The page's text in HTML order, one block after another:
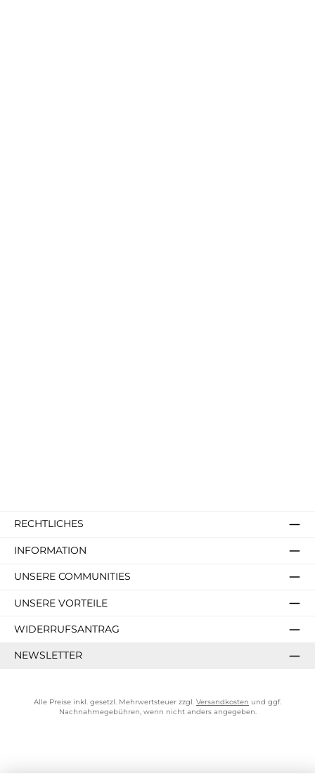
RECHTLICHES
INFORMATION
UNSERE COMMUNITIES
UNSERE VORTEILE
WIDERRUFSANTRAG
NEWSLETTER
Alle Preise inkl. gesetzl. Mehrwertsteuer zzgl. Versandkosten und ggf.
Nachnahmegebühren, wenn nicht anders angegeben.